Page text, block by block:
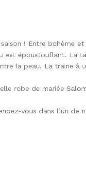
! Entre bohème
est époustouflant. La
la peau. La traine à
robe de mariée
vous dans l’un de